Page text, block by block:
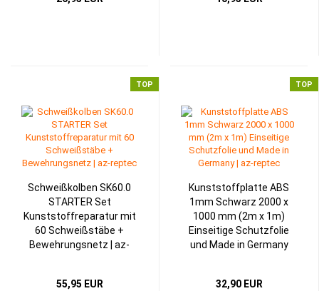
TOP
Schweißkolben SK60.0
STARTER Set
Kunststoffreparatur mit
60 Schweißstäbe +
Bewehrungsnetz | az-
55,95 EUR
TOP
Kunststoffplatte ABS
1mm Schwarz 2000 x
1000 mm (2m x 1m)
Einseitige Schutzfolie
und Made in Germany
32,90 EUR